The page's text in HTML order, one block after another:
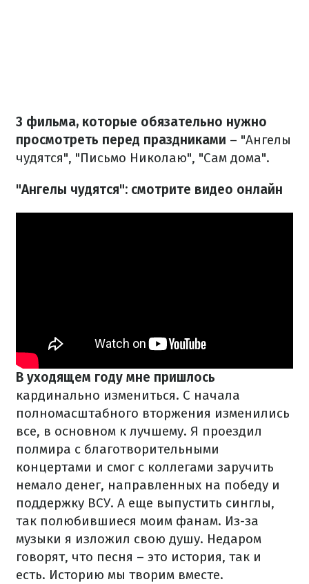
3 фильма, которые обязательно нужно
просмотреть перед праздниками – "Ангелы
чудятся", "Письмо Николаю", "Сам дома".
"Ангелы чудятся": смотрите видео онлайн
В уходящем году мне пришлось
кардинально измениться. С начала
полномасштабного вторжения изменились
все, в основном к лучшему. Я проездил
полмира с благотворительными
концертами и смог с коллегами заручить
немало денег, направленных на победу и
поддержку ВСУ. А еще выпустить синглы,
так полюбившиеся моим фанам. Из-за
музыки я изложил свою душу. Недаром
говорят, что песня – это история, так и
есть. Историю мы творим вместе.